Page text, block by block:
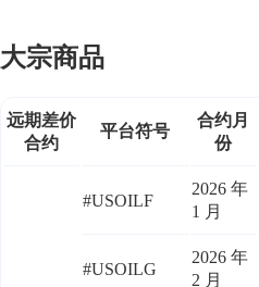
大宗商品
远期差价
合约
平台符号
合约月
份
#USOILF
2026 年
1 月
#USOILG
2026 年
2 月